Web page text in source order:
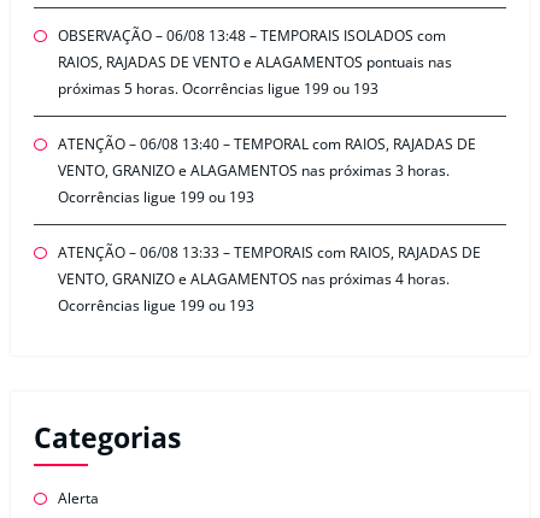
OBSERVAÇÃO – 06/08 13:48 – TEMPORAIS ISOLADOS com
RAIOS, RAJADAS DE VENTO e ALAGAMENTOS pontuais nas
próximas 5 horas. Ocorrências ligue 199 ou 193
ATENÇÃO – 06/08 13:40 – TEMPORAL com RAIOS, RAJADAS DE
VENTO, GRANIZO e ALAGAMENTOS nas próximas 3 horas.
Ocorrências ligue 199 ou 193
ATENÇÃO – 06/08 13:33 – TEMPORAIS com RAIOS, RAJADAS DE
VENTO, GRANIZO e ALAGAMENTOS nas próximas 4 horas.
Ocorrências ligue 199 ou 193
Categorias
Alerta